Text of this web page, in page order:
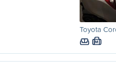
Toyota
M